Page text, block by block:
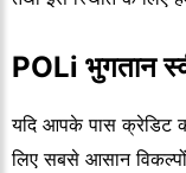
POLi भुगतान
यदि आपके पास क्रेडिट
लिए सबसे आसान